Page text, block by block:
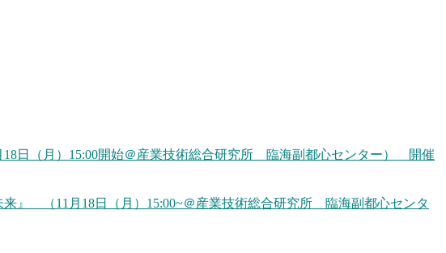
日（月）15:00開始＠産業技術総合研究所 臨海副都心センター） 開催
』 （11月18日（月）15:00~＠産業技術総合研究所 臨海副都心センタ